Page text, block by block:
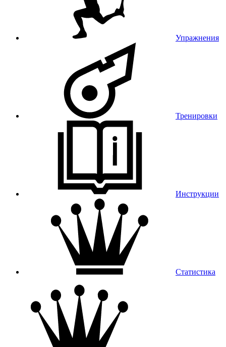
Упражнения
Тренировки
Инструкции
Статистика